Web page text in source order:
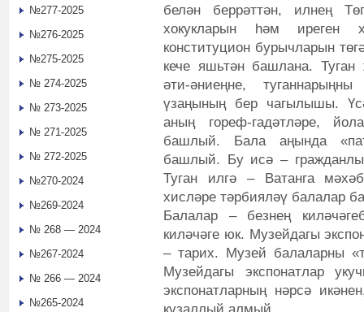
белән беррәттән, илнең
хокукларын һәм иреген
конституцион бурычларын
кече яшьтән башлана.
әти-әниеңне,
үзаңының бер чагылышы.
аның гореф-гадәтләре,
башлый. Бала аңында
башлый. Бу исә –
Туган илгә – Ватанга
хисләре тәрбияләү балалар
Балалар – безнең
киләчәге юк. Музейдагы
– тарих. Музей балаларны
Музейдагы экспонатлар
экспонатларның нәрсә
күзаллый алмый.
№277-2025
№276-2025
№275-2025
№ 274-2025
№ 273-2025
№ 271-2025
№ 272-2025
№270-2024
№269-2024
№ 268 — 2024
№267-2024
№ 266 — 2024
№265-2024